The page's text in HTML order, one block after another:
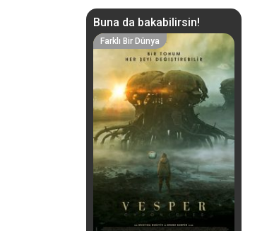
Buna da bakabilirsin!
Farklı Bir Dünya